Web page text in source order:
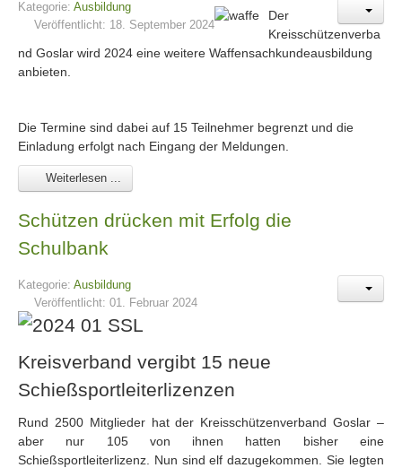
Kategorie: Ausbildung
Veröffentlicht: 18. September 2024
Der
Kreisschützenverba
nd Goslar wird 2024 eine weitere Waffensachkundeausbildung
anbieten.
Die Termine sind dabei auf 15 Teilnehmer begrenzt und die
Einladung erfolgt nach Eingang der Meldungen.
Weiterlesen ...
Schützen drücken mit Erfolg die
Schulbank
Kategorie: Ausbildung
Veröffentlicht: 01. Februar 2024
Kreisverband vergibt 15 neue
Schießsportleiterlizenzen
Rund 2500 Mitglieder hat der Kreisschützenverband Goslar –
aber nur 105 von ihnen hatten bisher eine
Schießsportleiterlizenz. Nun sind elf dazugekommen. Sie legten